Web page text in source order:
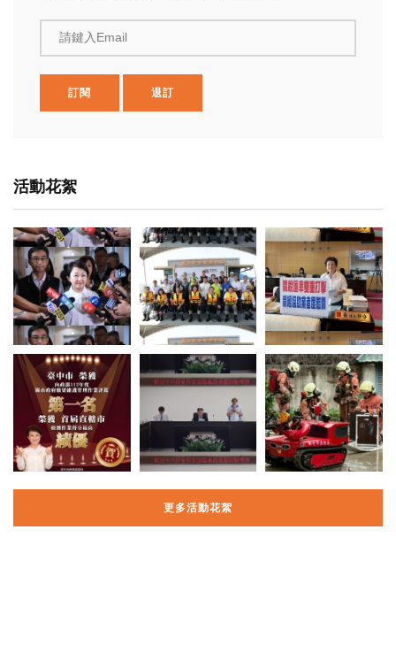
請鍵入Email
訂閱 退訂
活動花絮
更多活動花絮